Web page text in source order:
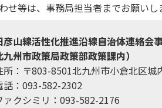
わせ等は、事務局担当者までお願いし
彦山線活性化推進沿線自治体連絡会
九州市政策局政策部政策課内）
所：〒803-8501北九州市小倉北区城
話：093-582-2302
ァクシミリ：093-582-2176